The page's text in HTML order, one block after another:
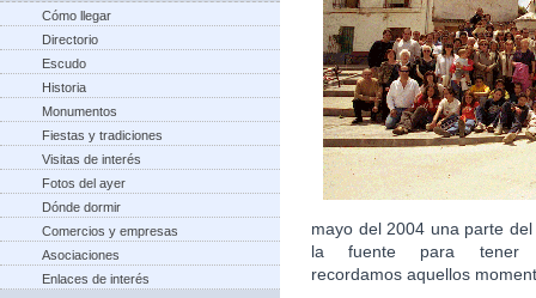
Cómo llegar
Directorio
Escudo
Historia
Monumentos
Fiestas y tradiciones
Visitas de interés
Fotos del ayer
Dónde dormir
Comercios y empresas
Asociaciones
Enlaces de interés
mayo del 2004 una parte
la fuente para tener
recordamos aquellos